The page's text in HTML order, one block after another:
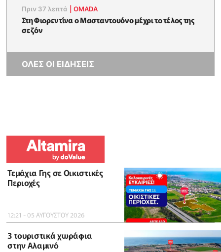
Πριν 37 λεπτά |OMADA
Στη Φιορεντίνα ο Μασταντουόνο μέχρι το τέλος της
σεζόν
ΟΛΕΣ ΟΙ ΕΙΔΗΣΕΙΣ
Τεμάχια Γης σε Οικιστικές
Περιοχές
12:21 - 05 ΑΥΓΟΥΣΤΟΥ 2026
3 τουριστικά χωράφια
στην Αλαμινό